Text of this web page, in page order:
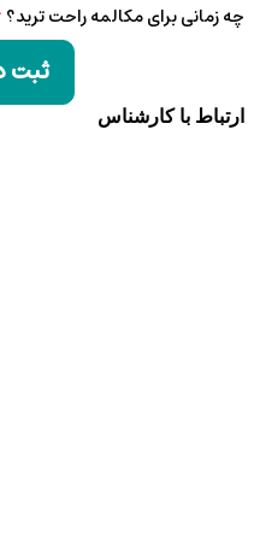
چه زمانی برای مکالمه راحت ترید؟
ثبت
ارتباط با کارشناس